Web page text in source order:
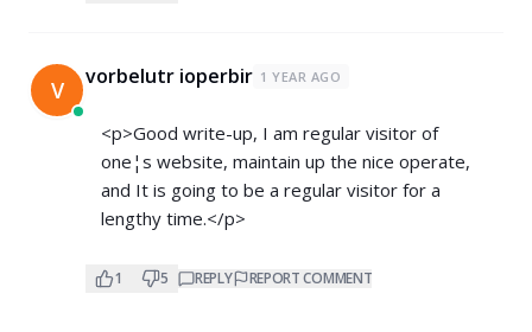
V vorbelutr ioperbir 1 YEAR AGO
<p>Good write-up, I am regular visitor of
one¦s website, maintain up the nice operate,
and It is going to be a regular visitor for a
lengthy time.</p>
1 5 REPLY REPORT COMMENT